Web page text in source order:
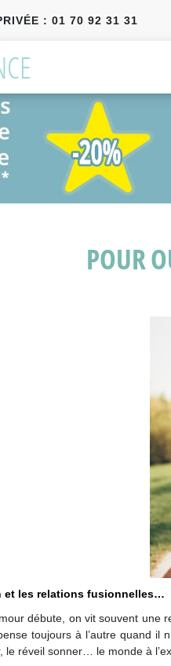
: 01 70 92 31 31
POUR
et les relations fusionnelles…
débute, on vit souvent
toujours à l’autre quand il
le réveil sonner… le monde à